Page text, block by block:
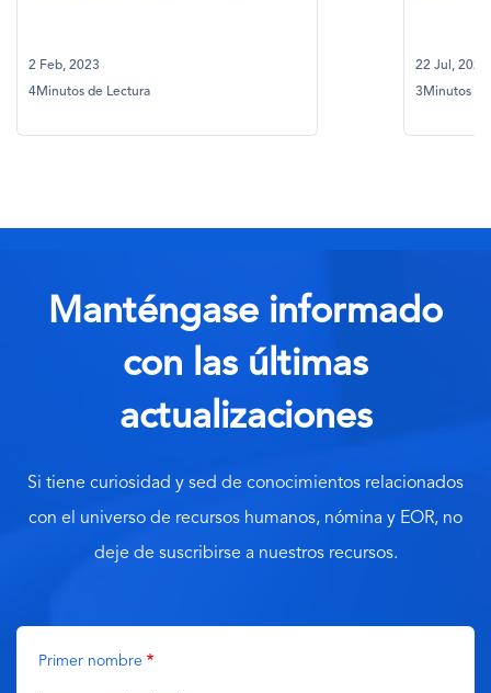
2 Feb, 2023
4Minutos de Lectura
22 Jul, 2024
3Minutos
Manténgase informado
con las últimas
actualizaciones
Si tiene curiosidad y sed de conocimientos relacionados
con el universo de recursos humanos, nómina y EOR, no
deje de suscribirse a nuestros recursos.
Primer nombre